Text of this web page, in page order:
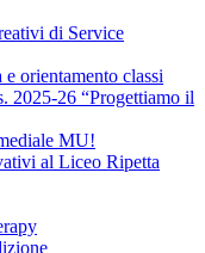
di Service
orientamento classi
2025-26 “Progettiamo il
MU!
al Liceo Ripetta